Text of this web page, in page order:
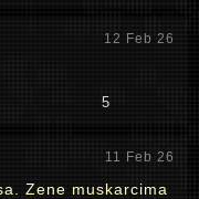
12 Feb 26
5
11 Feb 26
Zene muskarcima